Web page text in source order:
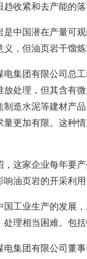
趋收紧和去产能的
是中国潜在产量可
义，但油页岩干馏
电集团有限公司总
放处理，但其含有
制造水泥等建材产
量更加有限。这种
，这家企业每年要
响油页岩的开采利
国工业生产的发展
处理相当困难。包
电集团有限公司董